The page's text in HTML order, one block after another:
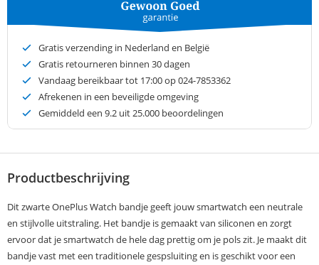
Gratis verzending in Nederland en België
Gratis retourneren binnen 30 dagen
Vandaag bereikbaar tot 17:00 op 024-7853362
Afrekenen in een beveiligde omgeving
Gemiddeld een 9.2 uit 25.000 beoordelingen
Productbeschrijving
Dit zwarte OnePlus Watch bandje geeft jouw smartwatch een neutrale
en stijlvolle uitstraling. Het bandje is gemaakt van siliconen en zorgt
ervoor dat je smartwatch de hele dag prettig om je pols zit. Je maakt dit
bandje vast met een traditionele gespsluiting en is geschikt voor een